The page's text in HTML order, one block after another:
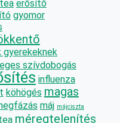
erősítő
gyomor
gyerekeknek
szívdobogás
influenza
köhögés magas
máj májciszta
méregtelenítés